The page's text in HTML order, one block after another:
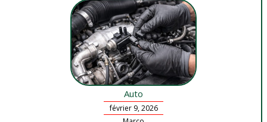
Auto
février 9, 2026